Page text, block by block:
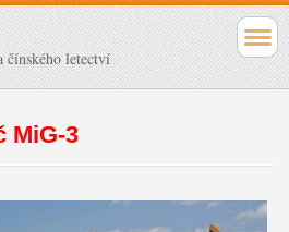
čínského letectví
MiG-3